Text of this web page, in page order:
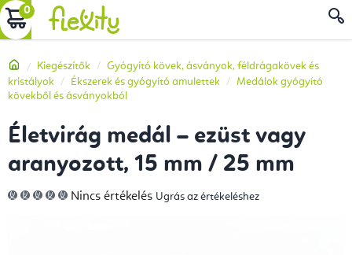
Ugrás
a
tartalomhoz
KOSÁR
Kezdőlap
Kiegészítők
Gyógyító kövek, ásványok, féldrágakövek és
kristályok
Ékszerek és gyógyító amulettek
Medálok gyógyító
kövekből és ásványokból
Életvirág medál – ezüst vagy
aranyozott, 15 mm / 25 mm
A
termék
Nincs értékelés Ugrás az értékeléshez